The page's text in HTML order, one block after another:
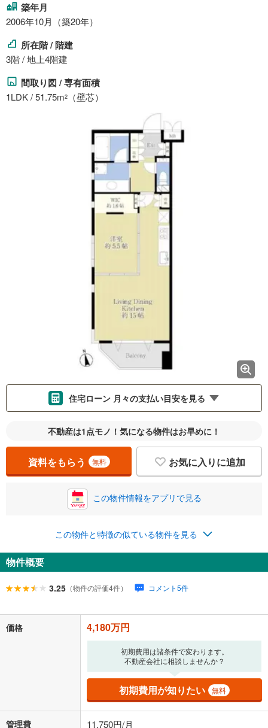
築年月
2006年10月（築20年）
所在階 / 階建
3階 / 地上4階建
間取り図 / 専有面積
1LDK / 51.75m2 （壁芯）
住宅ローン 月々の支払い目安を見る
金利 ％
0.01%
一般的には最長35年まで借り入れ可能です。多くの金融機関
閉じる
頭金
0万円 4,180万円
自己資金から住宅購入にかけられる金額を入力してくださ
い。一般的には物件価格の2割までが目安です。
万円
/回
不動産は1点モノ！気になる物件はお早めに！
資料をもらう 無料 お気に入りに追加
この物件情報をアプリで見る
この物件と特徴の似ている物件を見る
物件概要
3.25 （物件の評価4件） コメント5件
価格 4,180万円
初期費用は諸条件で変わります。
不動産会社に相談しませんか？
初期費用が知りたい 無料
管理費 11,750円/月